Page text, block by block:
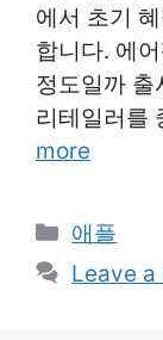
에서 초기
합니다. 에
정도일까 출
리테일러를
more
애플
Leave